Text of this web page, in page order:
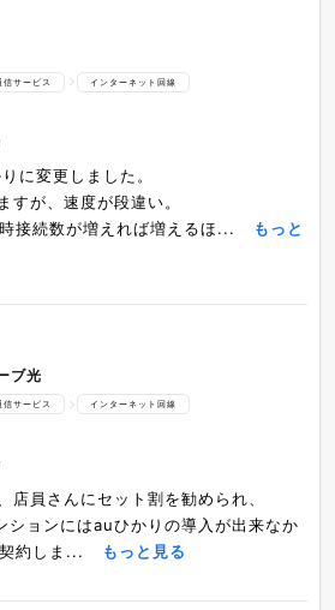
信サービス インターネット回線
に変更しました。
すが、速度が段違い。
接続数が増えれば増えるほ...
もっと
ブ光
信サービス インターネット回線
店員さんにセット割を勧められ、
ションにはauひかりの導入が出来なか
約しま...
もっと見る